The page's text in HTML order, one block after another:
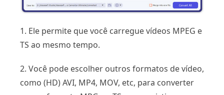
1. Ele permite que você carregue vídeos MPEG e
TS ao mesmo tempo.
2. Você pode escolher outros formatos de vídeo,
como (HD) AVI, MP4, MOV, etc, para converter